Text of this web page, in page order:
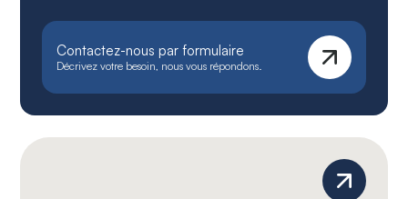
Contactez-nous par formulaire
Décrivez votre besoin, nous vous répondons.